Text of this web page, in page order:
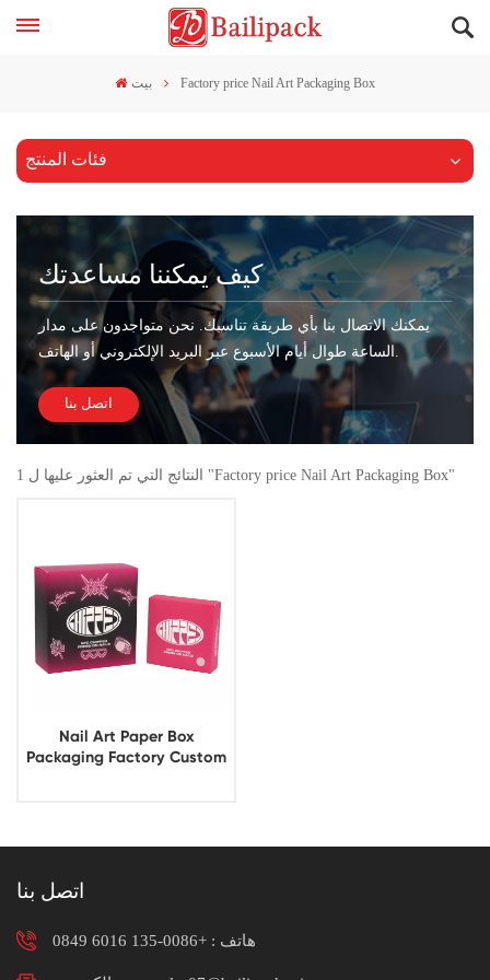
بيت Factory price Nail Art Packaging Box
فئات المنتج
كيف يمكننا مساعدتك
يمكنك الاتصال بنا بأي طريقة تناسبك. نحن متواجدون على مدار
الساعة طوال أيام الأسبوع عبر البريد الإلكتروني أو الهاتف.
اتصل بنا
1 النتائج التي تم العثور عليها ل "Factory price Nail Art Packaging Box"
Nail Art Paper Box
Packaging Factory Custom
اتصل بنا
هاتف : +0086-135 6016 0849